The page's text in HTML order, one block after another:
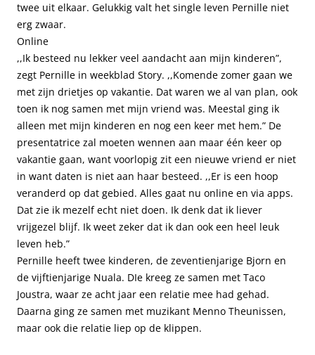
twee uit elkaar. Gelukkig valt het single leven Pernille niet
erg zwaar.
Online
,,Ik besteed nu lekker veel aandacht aan mijn kinderen”,
zegt Pernille in weekblad Story. ,,Komende zomer gaan we
met zijn drietjes op vakantie. Dat waren we al van plan, ook
toen ik nog samen met mijn vriend was. Meestal ging ik
alleen met mijn kinderen en nog een keer met hem.” De
presentatrice zal moeten wennen aan maar één keer op
vakantie gaan, want voorlopig zit een nieuwe vriend er niet
in want daten is niet aan haar besteed. ,,Er is een hoop
veranderd op dat gebied. Alles gaat nu online en via apps.
Dat zie ik mezelf echt niet doen. Ik denk dat ik liever
vrijgezel blijf. Ik weet zeker dat ik dan ook een heel leuk
leven heb.”
Pernille heeft twee kinderen, de zeventienjarige Bjorn en
de vijftienjarige Nuala. DIe kreeg ze samen met Taco
Joustra, waar ze acht jaar een relatie mee had gehad.
Daarna ging ze samen met muzikant Menno Theunissen,
maar ook die relatie liep op de klippen.